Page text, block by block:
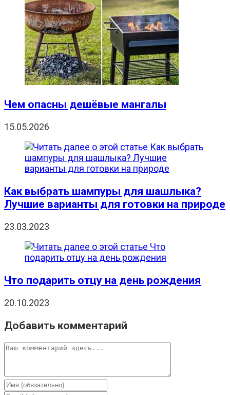
Чем опасны дешёвые мангалы
15.05.2026
Как выбрать шампуры для шашлыка?
Лучшие варианты для готовки на природе
23.03.2023
Что подарить отцу на день рождения
20.10.2023
Добавить комментарий
Комментарий
Введите